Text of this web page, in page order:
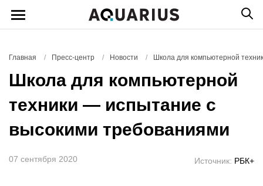
Главная / Пресс-центр / Новости / Школа для компьютерной
Школа для компьютерной
техники — испытание с
высокими требованиями
07 сентября 2020 Источник: РБК+